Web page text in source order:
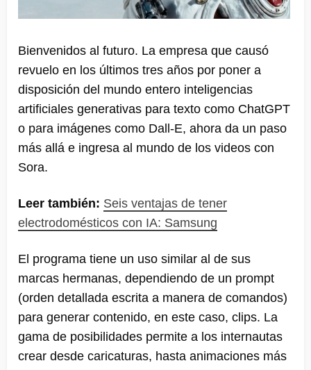
Bienvenidos al futuro. La empresa que causó
revuelo en los últimos tres años por poner a
disposición del mundo entero inteligencias
artificiales generativas para texto como ChatGPT
o para imágenes como Dall-E, ahora da un paso
más allá e ingresa al mundo de los videos con
Sora.
Leer también: Seis ventajas de tener
electrodomésticos con IA: Samsung
El programa tiene un uso similar al de sus
marcas hermanas, dependiendo de un prompt
(orden detallada escrita a manera de comandos)
para generar contenido, en este caso, clips. La
gama de posibilidades permite a los internautas
crear desde caricaturas, hasta animaciones más